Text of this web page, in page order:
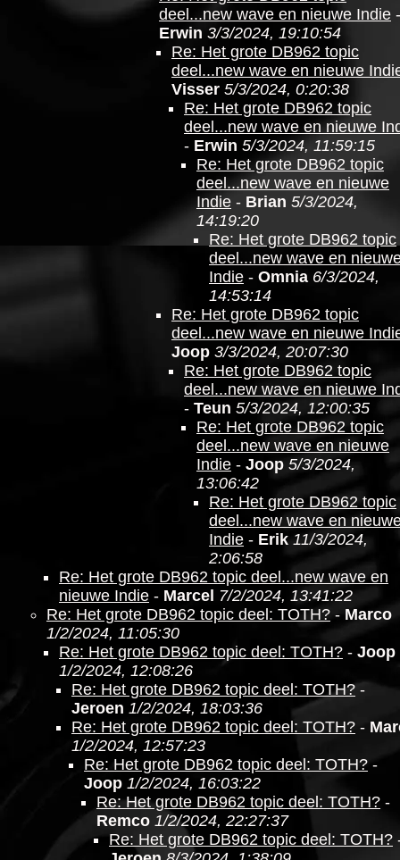
deel...new wave en nieuwe Indie -
Erwin 3/3/2024, 19:10:54
Re: Het grote DB962 topic
deel...new wave en nieuwe
Visser 5/3/2024, 0:20:38
Re: Het grote DB962 topic
deel...new wave en nieuwe
- Erwin 5/3/2024, 11:59:15
Re: Het grote DB962 topic
deel...new wave en nieuwe
Indie - Brian 5/3/2024,
14:19:20
Re: Het grote DB962 topic
deel...new wave en
Indie - Omnia 6/3/2024,
14:53:14
Re: Het grote DB962 topic
deel...new wave en nieuwe
Joop 3/3/2024, 20:07:30
Re: Het grote DB962 topic
deel...new wave en nieuwe
- Teun 5/3/2024, 12:00:35
Re: Het grote DB962 topic
deel...new wave en nieuwe
Indie - Joop 5/3/2024,
13:06:42
Re: Het grote DB962 topic
deel...new wave en
Indie - Erik 11/3/2024,
2:06:58
Re: Het grote DB962 topic deel...new wave en
nieuwe Indie - Marcel 7/2/2024, 13:41:22
Re: Het grote DB962 topic deel: TOTH? - Marco
1/2/2024, 11:05:30
Re: Het grote DB962 topic deel: TOTH? - Joop
1/2/2024, 12:08:26
Re: Het grote DB962 topic deel: TOTH? -
Jeroen 1/2/2024, 18:03:36
Re: Het grote DB962 topic deel: TOTH? -
1/2/2024, 12:57:23
Re: Het grote DB962 topic deel: TOTH? -
Joop 1/2/2024, 16:03:22
Re: Het grote DB962 topic deel: TOTH? -
Remco 1/2/2024, 22:27:37
Re: Het grote DB962 topic deel: TOTH?